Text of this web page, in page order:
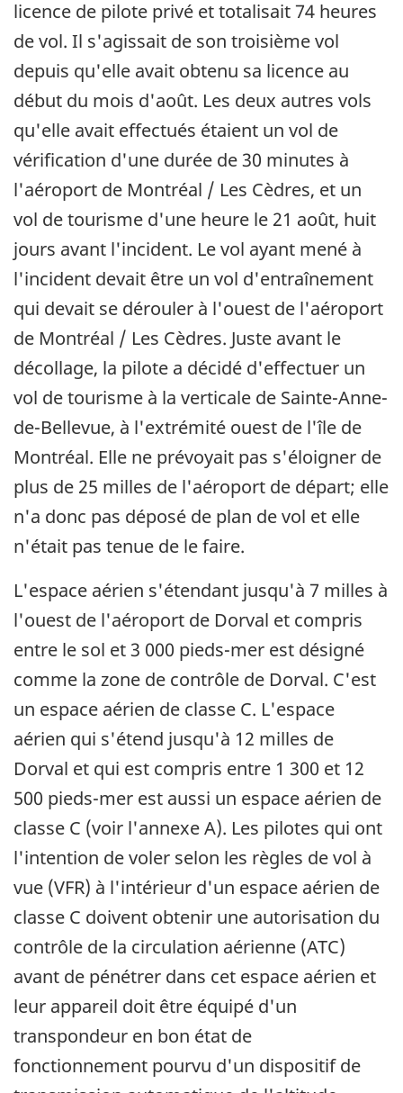
licence de pilote privé et totalisait 74 heures
de vol. Il s'agissait de son troisième vol
depuis qu'elle avait obtenu sa licence au
début du mois d'août. Les deux autres vols
qu'elle avait effectués étaient un vol de
vérification d'une durée de 30 minutes à
l'aéroport de Montréal / Les Cèdres, et un
vol de tourisme d'une heure le 21 août, huit
jours avant l'incident. Le vol ayant mené à
l'incident devait être un vol d'entraînement
qui devait se dérouler à l'ouest de l'aéroport
de Montréal / Les Cèdres. Juste avant le
décollage, la pilote a décidé d'effectuer un
vol de tourisme à la verticale de Sainte-Anne-
de-Bellevue, à l'extrémité ouest de l'île de
Montréal. Elle ne prévoyait pas s'éloigner de
plus de 25 milles de l'aéroport de départ; elle
n'a donc pas déposé de plan de vol et elle
n'était pas tenue de le faire.
L'espace aérien s'étendant jusqu'à 7 milles à
l'ouest de l'aéroport de Dorval et compris
entre le sol et 3 000 pieds-mer est désigné
comme la zone de contrôle de Dorval. C'est
un espace aérien de classe C. L'espace
aérien qui s'étend jusqu'à 12 milles de
Dorval et qui est compris entre 1 300 et 12
500 pieds-mer est aussi un espace aérien de
classe C (voir l'annexe A). Les pilotes qui ont
l'intention de voler selon les règles de vol à
vue (VFR) à l'intérieur d'un espace aérien de
classe C doivent obtenir une autorisation du
contrôle de la circulation aérienne (ATC)
avant de pénétrer dans cet espace aérien et
leur appareil doit être équipé d'un
transpondeur en bon état de
fonctionnement pourvu d'un dispositif de